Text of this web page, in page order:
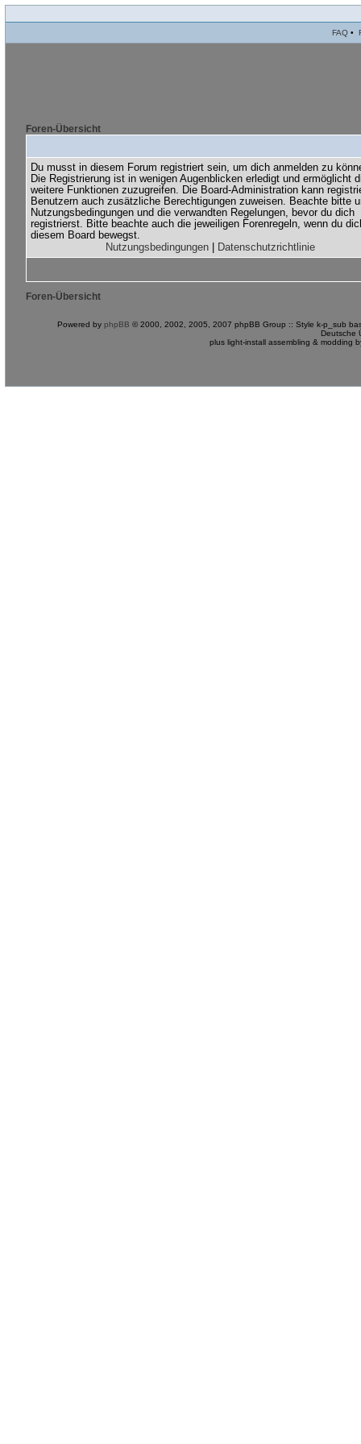
FAQ •
Foren-Übersicht
Du musst in diesem Forum registriert sein, um dich anmelden zu
Die Registrierung ist in wenigen Augenblicken erledigt und ermöglicht
weitere Funktionen zuzugreifen. Die Board-Administration kann
Benutzern auch zusätzliche Berechtigungen zuweisen. Beachte bitte
Nutzungsbedingungen und die verwandten Regelungen, bevor du dich
registrierst. Bitte beachte auch die jeweiligen Forenregeln, wenn du
diesem Board bewegst.
Nutzungsbedingungen
Datenschutzrichtlinie
Foren-Übersicht
Powered by phpBB © 2000, 2002, 2005, 2007 phpBB Group :: Style k-p_sub
Deutsche
plus light-install assembling & modding